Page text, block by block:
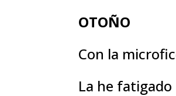
OTOÑO
Con la
La he